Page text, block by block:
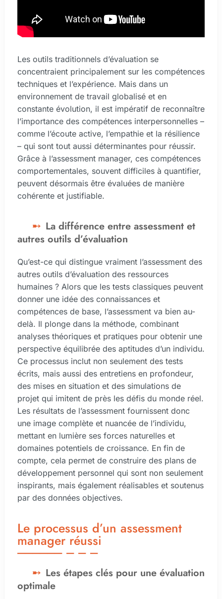
Les outils traditionnels d’évaluation se
concentraient principalement sur les compétences
techniques et l’expérience. Mais dans un
environnement de travail globalisé et en
constante évolution, il est impératif de reconnaître
l’importance des compétences interpersonnelles –
comme l’écoute active, l’empathie et la résilience
– qui sont tout aussi déterminantes pour réussir.
Grâce à l’assessment manager, ces compétences
comportementales, souvent difficiles à quantifier,
peuvent désormais être évaluées de manière
cohérente et justifiable.
La différence entre assessment et
autres outils d’évaluation
Qu’est-ce qui distingue vraiment l’assessment des
autres outils d’évaluation des ressources
humaines ? Alors que les tests classiques peuvent
donner une idée des connaissances et
compétences de base, l’assessment va bien au-
delà. Il plonge dans la méthode, combinant
analyses théoriques et pratiques pour obtenir une
perspective équilibrée des aptitudes d’un individu.
Ce processus inclut non seulement des tests
écrits, mais aussi des entretiens en profondeur,
des mises en situation et des simulations de
projet qui imitent de près les défis du monde réel.
Les résultats de l’assessment fournissent donc
une image complète et nuancée de l’individu,
mettant en lumière ses forces naturelles et
domaines potentiels de croissance. En fin de
compte, cela permet de construire des plans de
développement personnel qui sont non seulement
inspirants, mais également réalisables et soutenus
par des données objectives.
Le processus d’un assessment
manager réussi
Les étapes clés pour une évaluation
optimale